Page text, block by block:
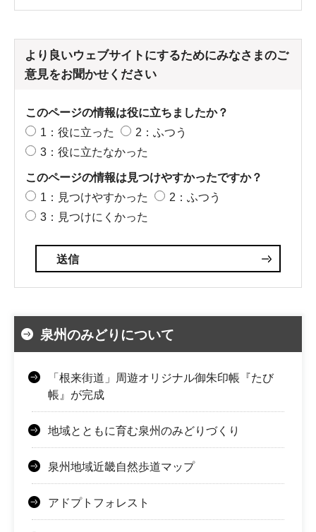
より良いウェブサイトにするためにみなさまのご
意見をお聞かせください
このページの情報は役に立ちましたか？
1：役に立った
2：ふつう
3：役に立たなかった
このページの情報は見つけやすかったですか？
1：見つけやすかった
2：ふつう
3：見つけにくかった
泉州のみどりについて
「根来街道」周遊オリジナル御朱印帳『たび
帳』が完成
地域とともに育む泉州のみどりづくり
泉州地域近畿自然歩道マップ
アドプトフォレスト